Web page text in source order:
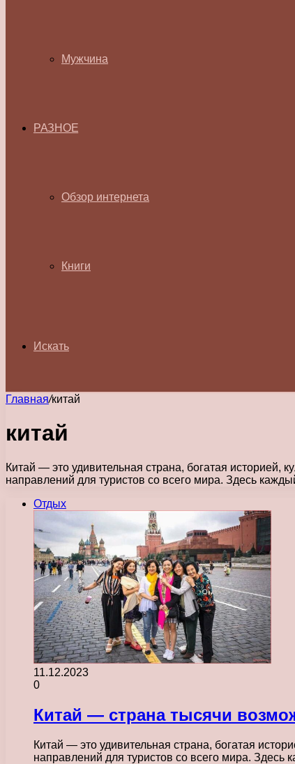
Мужчина
РАЗНОЕ
Обзор интернета
Книги
Искать
Главная/китай
китай
Китай — это удивительная страна, богатая
направлений для туристов со всего мира. Здесь
Отдых
11.12.2023
0
Китай — страна тысячи
Китай — это удивительная страна, богатая
направлений для туристов со всего мира. Здесь